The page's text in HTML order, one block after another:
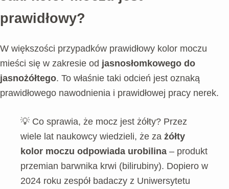
prawidłowy?
W większości przypadków prawidłowy kolor moczu
mieści się w zakresie od jasnosłomkowego do
jasnożółtego. To właśnie taki odcień jest oznaką
prawidłowego nawodnienia i prawidłowej pracy nerek.
💡 Co sprawia, że mocz jest żółty? Przez
wiele lat naukowcy wiedzieli, że za żółty
kolor moczu odpowiada urobilina – produkt
przemian barwnika krwi (bilirubiny). Dopiero w
2024 roku zespół badaczy z Uniwersytetu